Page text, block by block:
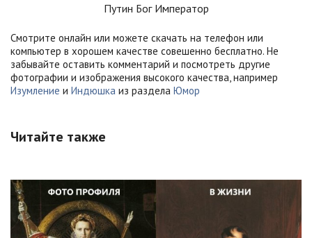
Путин Бог Император
Смотрите онлайн или можете скачать на телефон или
компьютер в хорошем качестве совешенно бесплатно. Не
забывайте оставить комментарий и посмотреть другие
фотографии и изображения высокого качества, например
Изумление и Индюшка из раздела Юмор
Читайте также